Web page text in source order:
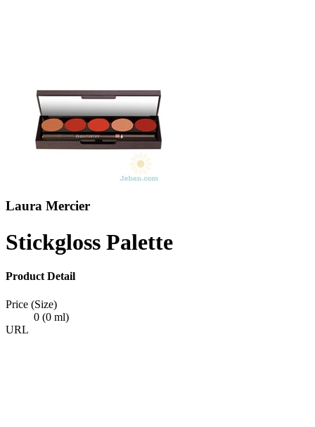
Laura Mercier
Stickgloss Palette
Product Detail
Price (Size)
0 (0 ml)
URL